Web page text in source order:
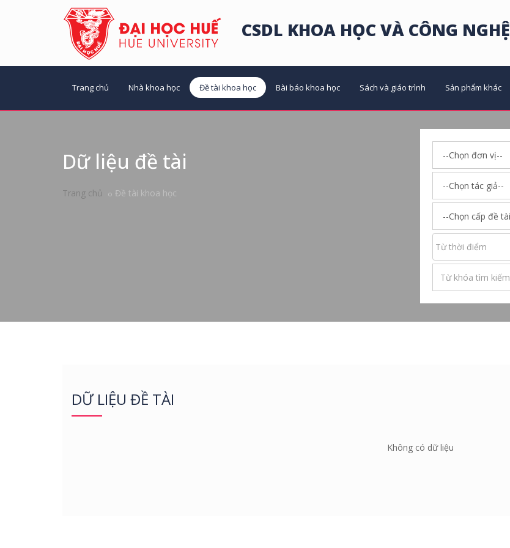
CSDL KHOA HỌC VÀ CÔNG NGHỆ
Trang chủ Nhà khoa học Đề tài khoa học Bài báo khoa học Sách và giáo trình Sản phẩm khác
Dữ liệu đề tài
Trang chủ Đề tài khoa học
DỮ LIỆU ĐỀ TÀI
Không có dữ liệu